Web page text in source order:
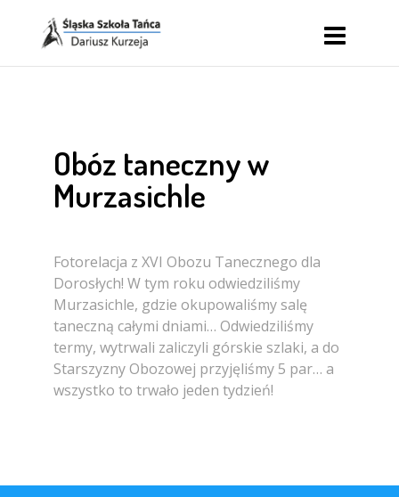
Obóz taneczny w
Murzasichle
Fotorelacja z XVI Obozu Tanecznego dla
Dorosłych! W tym roku odwiedziliśmy
Murzasichle, gdzie okupowaliśmy salę
taneczną całymi dniami… Odwiedziliśmy
termy, wytrwali zaliczyli górskie szlaki, a do
Starszyzny Obozowej przyjęliśmy 5 par… a
wszystko to trwało jeden tydzień!